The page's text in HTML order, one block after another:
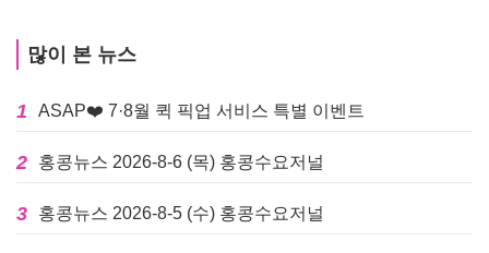
많이 본 뉴스
1 ASAP❤️ 7·8월 퀵 픽업 서비스 특별 이벤트
2 홍콩뉴스 2026-8-6 (목) 홍콩수요저널
3 홍콩뉴스 2026-8-5 (수) 홍콩수요저널